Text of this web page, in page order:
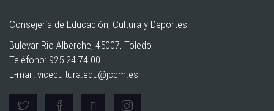
Consejería de Educación, Cultura y Deportes
Bulevar Rio Alberche, 45007, Toledo
Teléfono: 925 24 74 00
E-mail: vicecultura.edu@jccm.es